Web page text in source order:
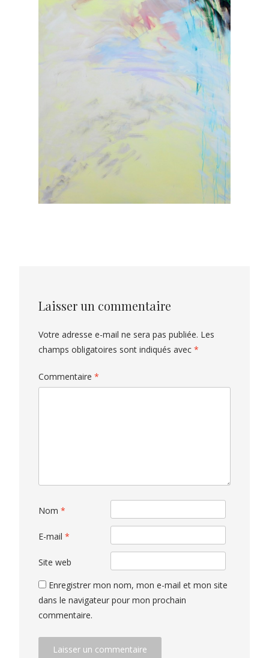
Laisser un commentaire
Votre adresse e-mail ne sera pas publiée. Les
champs obligatoires sont indiqués avec *
Commentaire *
Nom *
E-mail *
Site web
Enregistrer mon nom, mon e-mail et mon site
dans le navigateur pour mon prochain
commentaire.